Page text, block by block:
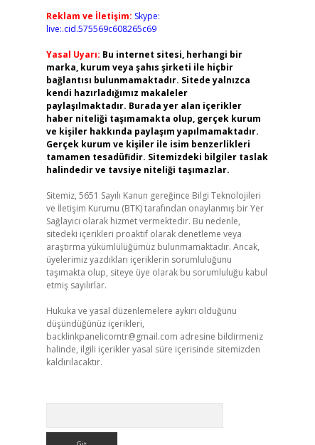
Reklam ve İletişim: Skype:
live:.cid.575569c608265c69
Yasal Uyarı: Bu internet sitesi, herhangi bir
marka, kurum veya şahıs şirketi ile hiçbir
bağlantısı bulunmamaktadır. Sitede yalnızca
kendi hazırladığımız makaleler
paylaşılmaktadır. Burada yer alan içerikler
haber niteliği taşımamakta olup, gerçek kurum
ve kişiler hakkında paylaşım yapılmamaktadır.
Gerçek kurum ve kişiler ile isim benzerlikleri
tamamen tesadüfidir. Sitemizdeki bilgiler taslak
halindedir ve tavsiye niteliği taşımazlar.
Sitemiz, 5651 Sayılı Kanun gereğince Bilgi Teknolojileri
ve İletişim Kurumu (BTK) tarafından onaylanmış bir Yer
Sağlayıcı olarak hizmet vermektedir. Bu nedenle,
sitedeki içerikleri proaktif olarak denetleme veya
araştırma yükümlülüğümüz bulunmamaktadır. Ancak,
üyelerimiz yazdıkları içeriklerin sorumluluğunu
taşımakta olup, siteye üye olarak bu sorumluluğu kabul
etmiş sayılırlar.
Hukuka ve yasal düzenlemelere aykırı olduğunu
düşündüğünüz içerikleri,
backlinkpanelicomtr@gmail.com adresine bildirmeniz
halinde, ilgili içerikler yasal süre içerisinde sitemizden
kaldırılacaktır.